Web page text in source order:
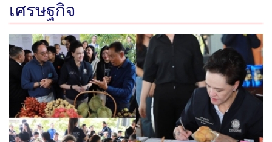
เศรษฐกิจ